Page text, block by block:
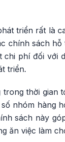
triển rất là
chính sách
phí đối với
triển.
thời gian
nhóm hàng
sách này
ăn việc làm